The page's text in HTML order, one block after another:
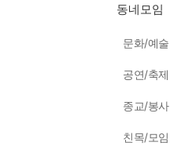
동네모임
문화/예술
공연/축제
종교/봉사
친목/모임